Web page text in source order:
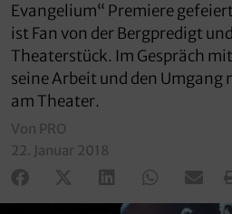
Evangelium“ Premiere
ist Fan von der Bergpredigt
Theaterstück. Im Gespräch
seine Arbeit und den Umgang
am Theater.
Von PRO
22. Januar 2018